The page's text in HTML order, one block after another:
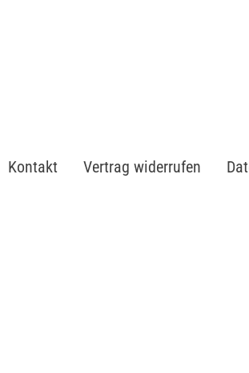
Kontakt Vertrag widerrufen